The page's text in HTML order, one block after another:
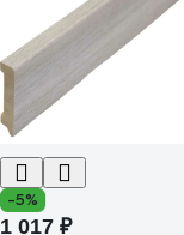
-5%
1 017 ₽